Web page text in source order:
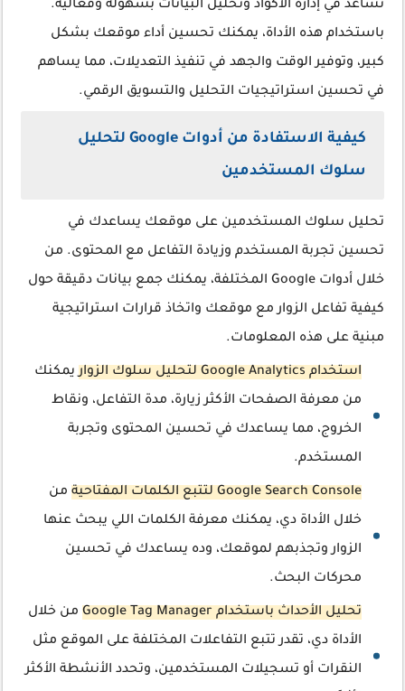
تساعد في إدارة الأكواد وتحليل البيانات بسهولة وفعالية.
باستخدام هذه الأداة، يمكنك تحسين أداء موقعك بشكل
كبير، وتوفير الوقت والجهد في تنفيذ التعديلات، مما يساهم
في تحسين استراتيجيات التحليل والتسويق الرقمي.
كيفية الاستفادة من أدوات Google لتحليل
سلوك المستخدمين
تحليل سلوك المستخدمين على موقعك يساعدك في
تحسين تجربة المستخدم وزيادة التفاعل مع المحتوى. من
خلال أدوات Google المختلفة، يمكنك جمع بيانات دقيقة حول
كيفية تفاعل الزوار مع موقعك واتخاذ قرارات استراتيجية
مبنية على هذه المعلومات.
استخدام Google Analytics لتحليل سلوك الزوار
يمكنك
من معرفة الصفحات الأكثر زيارة، مدة التفاعل، ونقاط
الخروج، مما يساعدك في تحسين المحتوى وتجربة
المستخدم.
Google Search Console لتتبع الكلمات المفتاحية
من
خلال الأداة دي، يمكنك معرفة الكلمات اللي يبحث عنها
الزوار وتجذبهم لموقعك، وده يساعدك في تحسين
محركات البحث.
تحليل الأحداث باستخدام Google Tag Manager
من خلال
الأداة دي، تقدر تتبع التفاعلات المختلفة على الموقع مثل
النقرات أو تسجيلات المستخدمين، وتحدد الأنشطة الأكثر